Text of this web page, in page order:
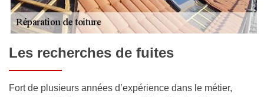
Les recherches de fuites
Fort de plusieurs années d’expérience dans le métier,